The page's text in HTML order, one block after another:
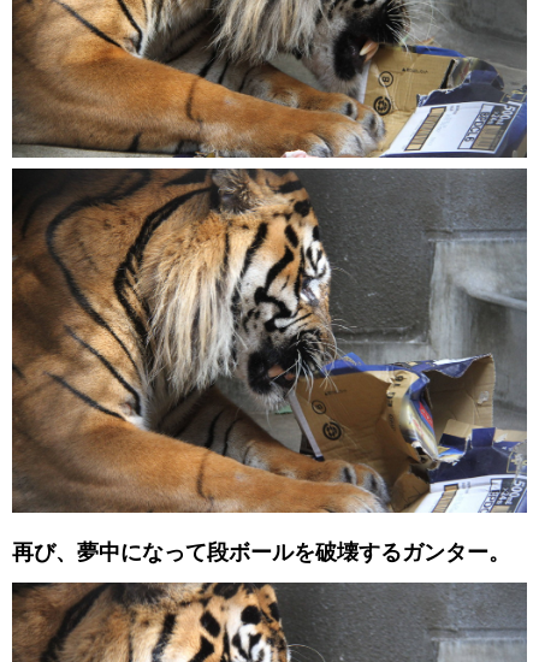
再び、夢中になって段ボールを破壊するガンター。